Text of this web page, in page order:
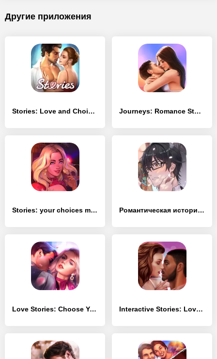
Другие приложения
Stories: Love and Choices Journeys: Romance Stories
Stories: your choices matter Романтическая история любви
Love Stories: Choose Your Episode Interactive Stories: Lovesick